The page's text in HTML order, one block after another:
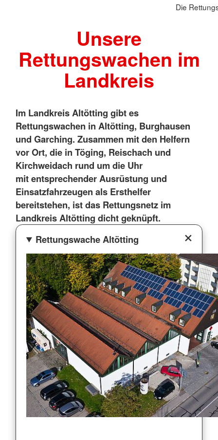
Die
Unsere
Rettungswachen im
Landkreis
Im Landkreis Altötting gibt es
Rettungswachen in Altötting, Burghausen
und Garching. Zusammen mit den Helfern
vor Ort, die in Töging, Reischach und
Kirchweidach rund um die Uhr
mit entsprechender Ausrüstung und
Einsatzfahrzeugen als Ersthelfer
bereitstehen, ist das Rettungsnetz im
Landkreis Altötting dicht geknüpft.
Rettungswache Altötting